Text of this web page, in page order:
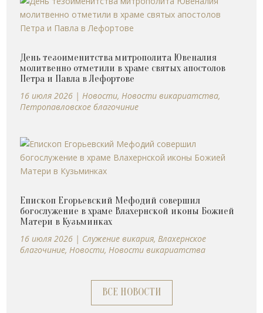
День тезоименитства митрополита Ювеналия
молитвенно отметили в храме святых апостолов
Петра и Павла в Лефортове
16 июля 2026 |Новости,Новости викариатства,
Петропавловское благочиние
Епископ Егорьевский Мефодий совершил
богослужение в храме Влахернской иконы Божией
Матери в Кузьминках
16 июля 2026 | Cлужение викария,Влахернское
благочиние,Новости,Новости викариатства
ВСЕ НОВОСТИ